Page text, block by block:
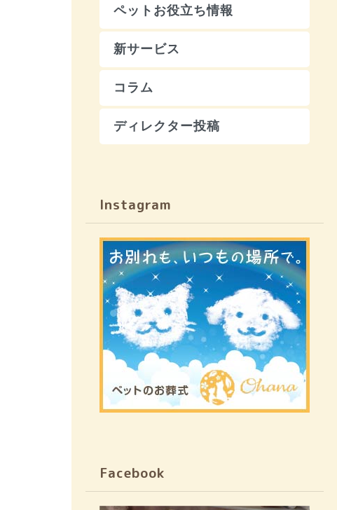
ペットお役立ち情報
新サービス
コラム
ディレクター投稿
Instagram
Facebook